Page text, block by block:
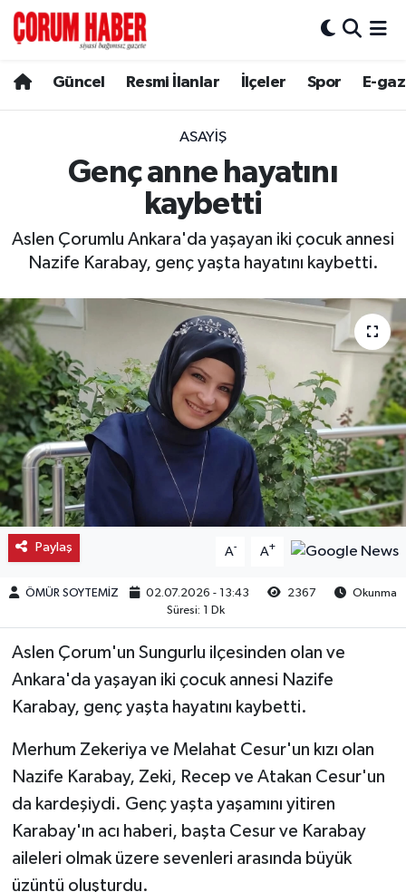
Güncel Resmi İlanlar İlçeler Spor E-
ASAYIŞ
Genç anne hayatını
kaybetti
Aslen Çorumlu Ankara'da yaşayan iki çocuk annesi
Nazife Karabay, genç yaşta hayatını kaybetti.
Paylaş A- A+
ÖMÜR SOYTEMİZ 02.07.2026 - 13:43 2367
Okunma
Süresi: 1 Dk
Aslen Çorum'un Sungurlu ilçesinden olan ve
Ankara'da yaşayan iki çocuk annesi Nazife
Karabay, genç yaşta hayatını kaybetti.
Merhum Zekeriya ve Melahat Cesur'un kızı olan
Nazife Karabay, Zeki, Recep ve Atakan Cesur'un
da kardeşiydi. Genç yaşta yaşamını yitiren
Karabay'ın acı haberi, başta Cesur ve Karabay
aileleri olmak üzere sevenleri arasında büyük
üzüntü oluşturdu.
Spor
Resmi İlanlar
Bayat
Boğazkale
Dodurga
İskilip
Kargı
Laçin
Mecitözü
Osmancık
Sungurlu
Uğurludağ
Sağlık
Hava Durumu
Çorum Namaz Vakitleri
Trafik Durumu
Süper Lig Puan Durumu ve Fikstür
Tüm Manşetler
Son Dakika Haberleri
Haber Arşivi